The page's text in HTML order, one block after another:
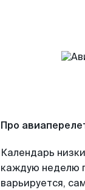
Про
Календарь
каждую неделю
варьируется,